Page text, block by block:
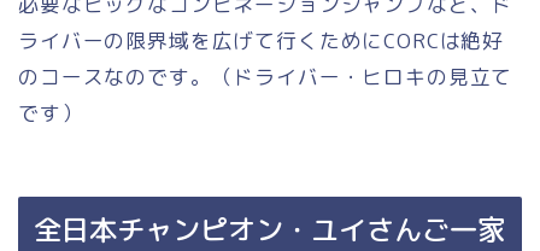
ライバーの限界域を広げて行くためにCORCは絶好
のコースなのです。（ドライバー・ヒロキの見立て
です）
全日本チャンピオン・ユイさんご一家